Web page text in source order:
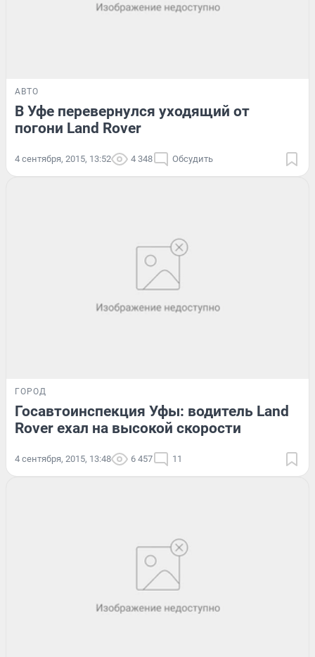
АВТО
В Уфе перевернулся уходящий от
погони Land Rover
4 сентября, 2015, 13:52 4 348 Обсудить
ГОРОД
Госавтоинспекция Уфы: водитель Land
Rover ехал на высокой скорости
4 сентября, 2015, 13:48 6 457 11